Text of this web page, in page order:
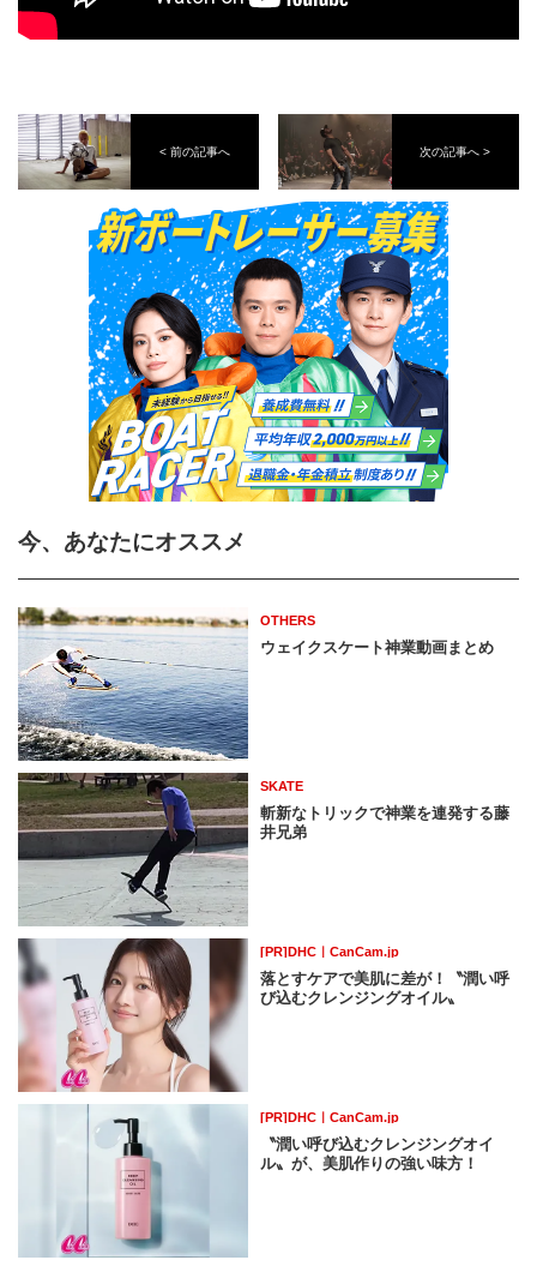
< 前の記事へ 次の記事へ >
今、あなたにオススメ
OTHERS
ウェイクスケート神業動画まとめ
SKATE
斬新なトリックで神業を連発する藤
井兄弟
[PR]DHC｜CanCam.jp
落とすケアで美肌に差が！〝潤い呼
び込むクレンジングオイル〟
[PR]DHC｜CanCam.jp
〝潤い呼び込むクレンジングオイ
ル〟が、美肌作りの強い味方！